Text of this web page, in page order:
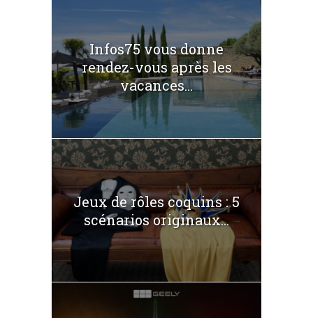
Infos75 vous donne
rendez-vous après les
vacances...
Jeux de rôles coquins : 5
scénarios originaux...